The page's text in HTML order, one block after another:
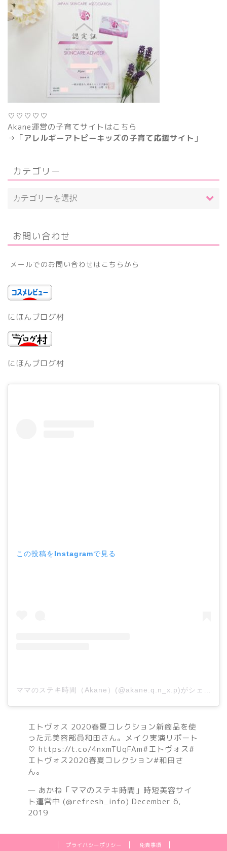
♡♡♡♡♡
Akane運営の子育てサイトはこちら
→「アレルギーアトピーキッズの子育て応援サイト 」
カテゴリー
お問い合わせ
メールでのお問い合わせはこちらから
にほんブログ村
にほんブログ村
この投稿をInstagramで見る
エトヴォス 2020春夏コレクション新商品を使
った元美容部員和田さん。メイク実演リポート
♡ https://t.co/4nxmTUqFAm#エトヴォス#
エトヴォス2020春夏コレクション#和田さ
ん。
— あかね「ママのステキ時間」時短美容サイ
ト運営中 (@refresh_info) December 6,
2019
プライバシーポリシー 免責事項